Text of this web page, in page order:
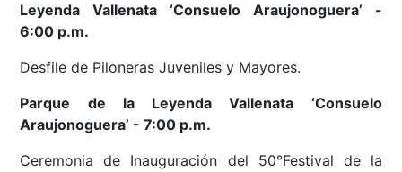
Leyenda Vallenata ‘Consuelo Araujonoguera’ -
6:00 p.m.
Desfile de Piloneras Juveniles y Mayores.
Parque de la Leyenda Vallenata ‘Consuelo
Araujonoguera’ - 7:00 p.m.
Ceremonia de Inauguración del 50°Festival de la